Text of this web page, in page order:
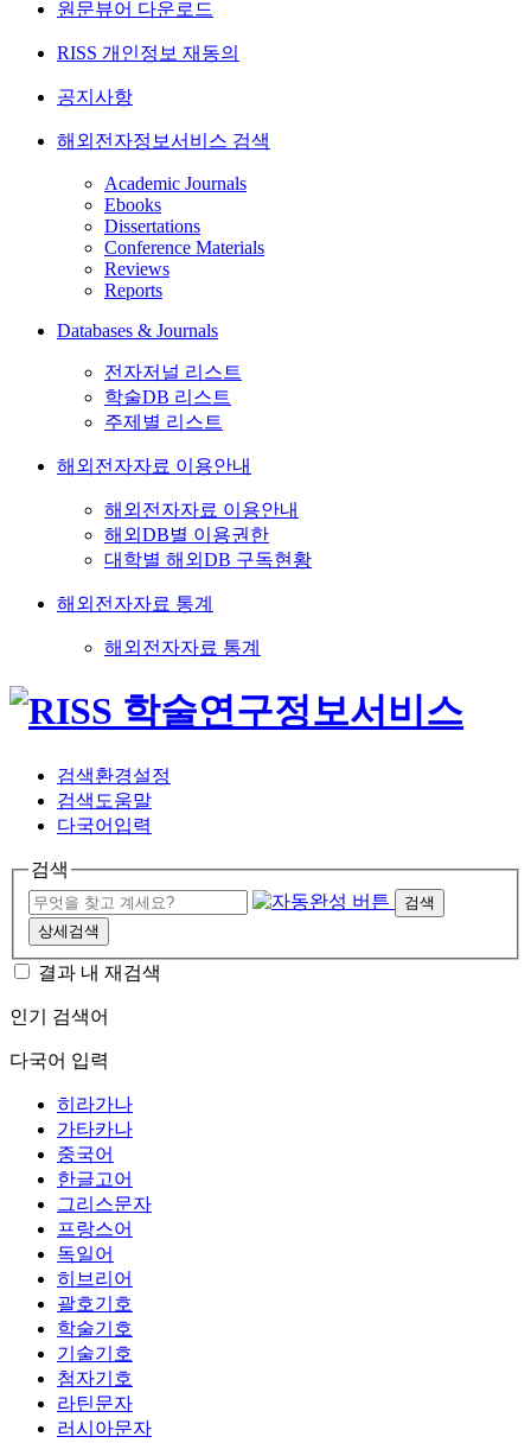
원문뷰어 다운로드
RISS 개인정보 재동의
공지사항
해외전자정보서비스 검색
Academic Journals
Ebooks
Dissertations
Conference Materials
Reviews
Reports
Databases & Journals
전자저널 리스트
학술DB 리스트
주제별 리스트
해외전자자료 이용안내
해외전자자료 이용안내
해외DB별 이용권한
대학별 해외DB 구독현황
해외전자자료 통계
해외전자자료 통계
검색환경설정
검색도움말
다국어입력
검색
검색
상세검색
결과 내 재검색
인기 검색어
다국어 입력
히라가나
가타카나
중국어
한글고어
그리스문자
프랑스어
독일어
히브리어
괄호기호
학술기호
기술기호
첨자기호
라틴문자
러시아문자